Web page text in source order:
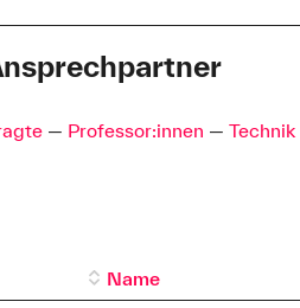
15:00
15:00— Professor:innen —Technik
Name